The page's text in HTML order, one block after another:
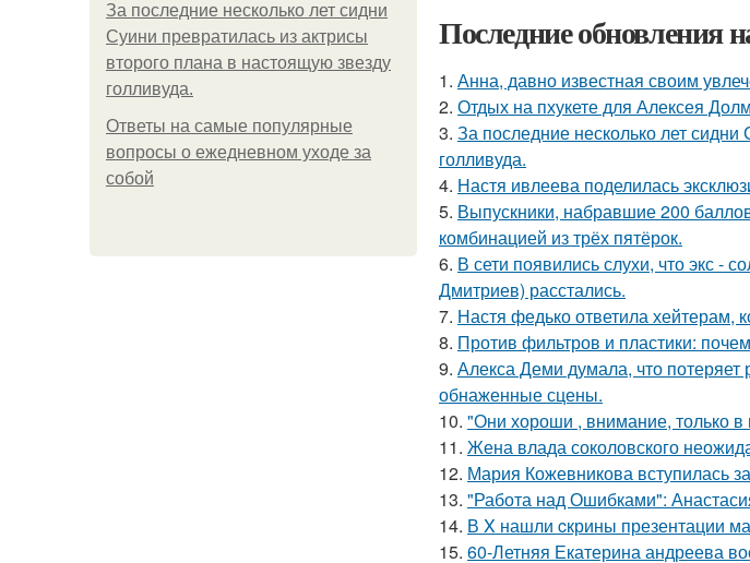
За последние несколько лет сидни
Суини превратилась из актрисы
второго плана в настоящую звезду
голливуда.
Ответы на самые популярные
вопросы о ежедневном уходе за
собой
Последние обновления
1. Анна, давно известная своим
2. Отдых на пхукете для Алексея
3. За последние несколько лет
голливуда.
4. Настя ивлеева поделилась
5. Выпускники, набравшие 200
комбинацией из трёх пятёрок.
6. В сети появились слухи, что экс -
Дмитриев) расстались.
7. Настя федько ответила хейтерам,
8. Против фильтров и пластики:
9. Алекса Деми думала, что
обнаженные сцены.
10. "Они хороши , внимание, только в
11. Жена влада соколовского
12. Мария Кожевникова вступилась
13. "Работа над Ошибками":
14. В X нашли cкрины презентации
15. 60-Летняя Екатерина андреева